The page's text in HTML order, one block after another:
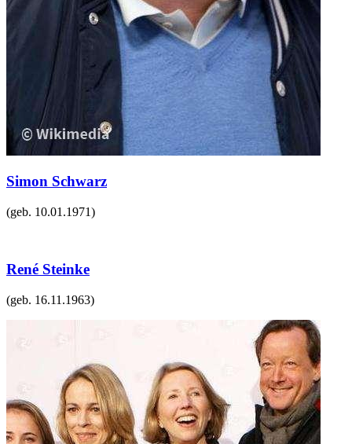
Simon Schwarz
(geb. 10.01.1971)
René Steinke
(geb. 16.11.1963)